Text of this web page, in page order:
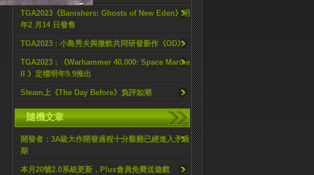
TGA2023《Banishers: Ghosts of New Eden》明
年2 月14 日發售
TGA2023 : 小島秀夫與微軟共同研發新作《OD》
TGA2023 : 《Warhammer 40,000: Space Marine
II 》定檔明年9.9推出
Steam上《The Day Before》負評如潮
隨機文章
開發者：3A級大作開發過程十分艱難已經進入矛盾
期
本月20號2.0系統更新，Plus會員免費送遊戲